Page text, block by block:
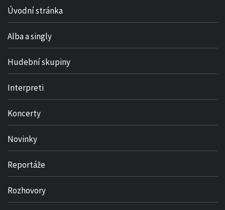
Úvodní stránka
Alba a singly
Hudební skupiny
Interpreti
Koncerty
Novinky
Reportáže
Rozhovory